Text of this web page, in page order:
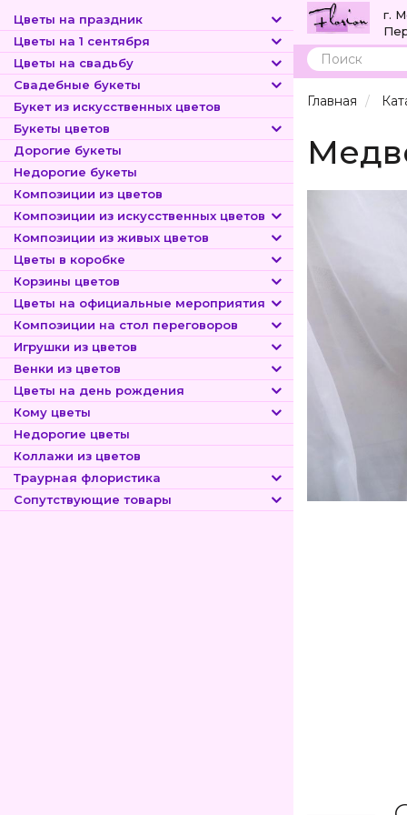
Цветы на праздник
Цветы на 1 сентября
Цветы на свадьбу
Свадебные букеты
Букет из искусственных цветов
Букеты цветов
Дорогие букеты
Недорогие букеты
Композиции из цветов
Композиции из искусственных цветов
Композиции из живых цветов
Цветы в коробке
Корзины цветов
Цветы на официальные мероприятия
Композиции на стол переговоров
Игрушки из цветов
Венки из цветов
Цветы на день рождения
Кому цветы
Недорогие цветы
Коллажи из цветов
Траурная флористика
Сопутствующие товары
г.
Поиск
Главная